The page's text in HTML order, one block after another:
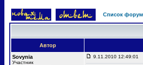
Список
Автор
Sovynia
Участник
9.11.2010 12:49:01